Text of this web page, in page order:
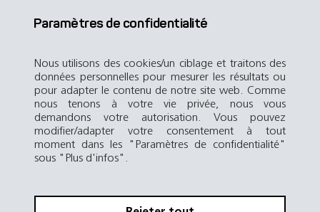
Paramètres de confidentialité
Nous utilisons des cookies/un ciblage et traitons des
données personnelles pour mesurer les résultats ou
pour adapter le contenu de notre site web. Comme
nous tenons à votre vie privée, nous vous
demandons votre autorisation. Vous pouvez
modifier/adapter votre consentement à tout
moment dans les "Paramètres de confidentialité"
sous "Plus d'infos".